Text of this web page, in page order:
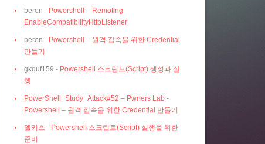
beren - Powershell – Remoting
EnableCompatibilityHttpListener
beren - Powershell – 원격 접속을 위한 Credential
만들기
gkquf159 - Powershell 스크립트(Script) 생성과 실
행
PowerShell_Study_Attack#52 – Pwners Lab -
Powershell – 원격 접속을 위한 Credential 만들기
엘키스 - Powershell 스크립트(Script) 실행을 위한
준비